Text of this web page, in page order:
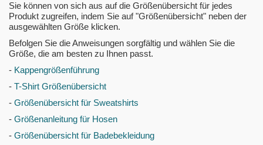
Sie können von sich aus auf die Größenübersicht für jedes
Produkt zugreifen, indem Sie auf "Größenübersicht" neben der
ausgewählten Größe klicken.
Befolgen Sie die Anweisungen sorgfältig und wählen Sie die
Größe, die am besten zu Ihnen passt.
- Kappengrößenführung
- T-Shirt Größenübersicht
- Größenübersicht für Sweatshirts
- Größenanleitung für Hosen
- Größenübersicht für Badebekleidung